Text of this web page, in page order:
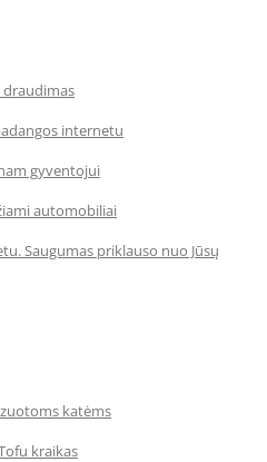
draudimas
internetu
gyventojui
automobiliai
Saugumas priklauso nuo Jūsų
katėms
kraikas